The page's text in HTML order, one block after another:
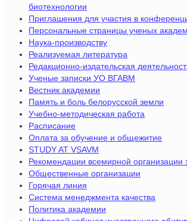
биотехнологии
Приглашения для участия в
Персональные страницы ученых
Наука-производству
Реализуемая литература
Редакционно-издательская
Ученые записки УО ВГАВМ
Вестник академии
Память и боль белорусской земли
Учебно-методическая работа
Расписание
Оплата за обучение и общежитие
STUDY AT VSAVM
Рекомендации всемирной организации
Общественные организации
Горячая линия
Система менеджмента качества
Политика академии